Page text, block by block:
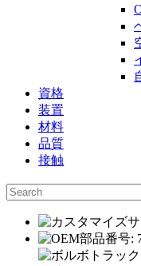
資格
装置
材料
品質
接触